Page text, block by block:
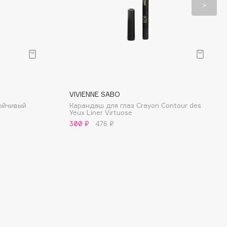
VIVIENNE SABO
Карандаш для глаз Crayon Contour des
Yeux Liner Virtuose
300 ₽
476 ₽